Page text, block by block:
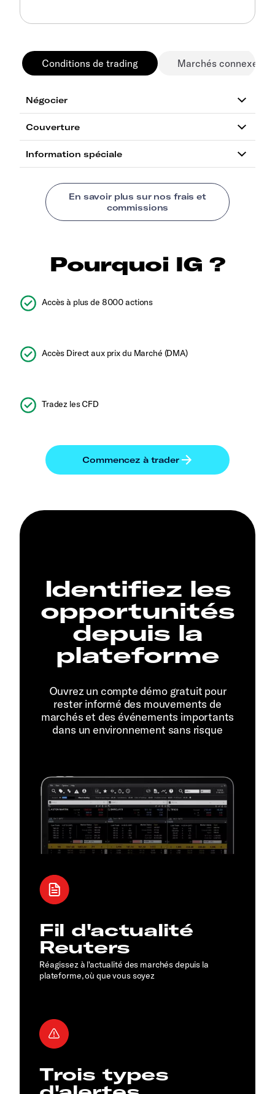
Conditions de trading Marchés connexes
Pourquoi IG ?
Accès à plus de 8000 actions
Accès Direct aux prix du Marché (DMA)
Tradez les CFD
Identifiez les
opportunités
depuis la
plateforme
Ouvrez un compte démo gratuit pour
rester informé des mouvements de
marchés et des événements importants
dans un environnement sans risque
Fil d'actualité
Reuters
Réagissez à l'actualité des marchés depuis la
plateforme, où que vous soyez
Trois types